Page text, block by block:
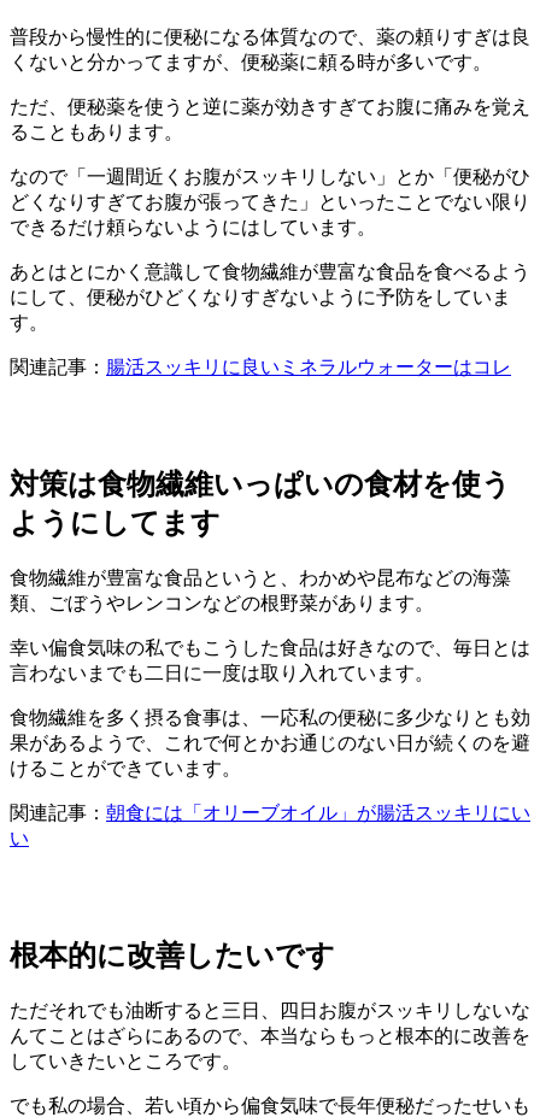
普段から慢性的に便秘になる体質なので、薬の頼りすぎは良
くないと分かってますが、便秘薬に頼る時が多いです。
ただ、便秘薬を使うと逆に薬が効きすぎてお腹に痛みを覚え
ることもあります。
なので「一週間近くお腹がスッキリしない」とか「便秘がひ
どくなりすぎてお腹が張ってきた」といったことでない限り
できるだけ頼らないようにはしています。
あとはとにかく意識して食物繊維が豊富な食品を食べるよう
にして、便秘がひどくなりすぎないように予防をしていま
す。
関連記事： 腸活スッキリに良いミネラルウォーターはコレ
対策は食物繊維いっぱいの食材を使う
ようにしてます
食物繊維が豊富な食品というと、わかめや昆布などの海藻
類、ごぼうやレンコンなどの根野菜があります。
幸い偏食気味の私でもこうした食品は好きなので、毎日とは
言わないまでも二日に一度は取り入れています。
食物繊維を多く摂る食事は、一応私の便秘に多少なりとも効
果があるようで、これで何とかお通じのない日が続くのを避
けることができています。
関連記事： 朝食には「オリーブオイル」が腸活スッキリにい
い
根本的に改善したいです
ただそれでも油断すると三日、四日お腹がスッキリしないな
んてことはざらにあるので、本当ならもっと根本的に改善を
していきたいところです。
でも私の場合、若い頃から偏食気味で長年便秘だったせいも